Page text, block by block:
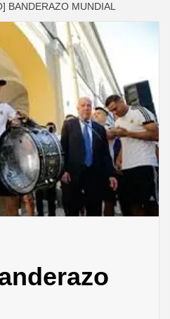
BANDERAZO MUNDIAL